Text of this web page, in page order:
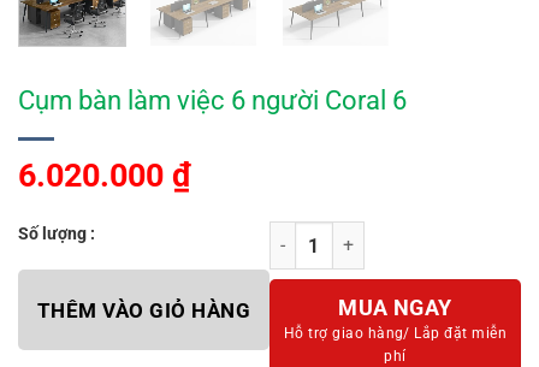
Cụm bàn làm việc 6 người Coral 6
6.020.000 ₫
Số lượng : Cụm bàn làm việc 6 người Coral 6
THÊM VÀO GIỎ HÀNG MUA NGAY
Hỗ trợ giao hàng/ Lắp đặt miễn
phí